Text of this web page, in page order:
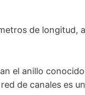
de longitud,
el anillo
de canales es